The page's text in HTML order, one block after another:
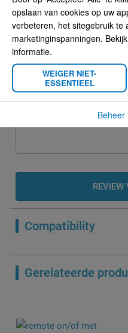
Samenvatting
Review
REVIEW
Compatibility
Gerelateerde
opslaan van cookies op uw
verbeteren, het sitegebruik te
marketinginspanningen.
informatie.
WEIGER NIET-
ESSENTIEEL
Beheer